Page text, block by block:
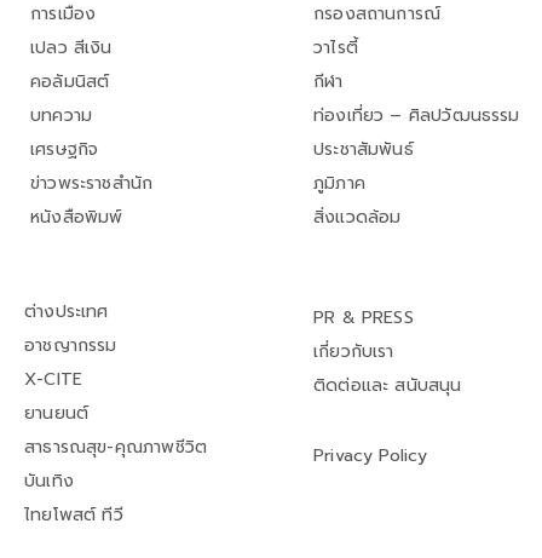
การเมือง
เปลว สีเงิน
คอลัมนิสต์
บทความ
เศรษฐกิจ
ข่าวพระราชสำนัก
หนังสือพิมพ์
กรองสถานการณ์
วาไรตี้
กีฬา
ท่องเที่ยว – ศิลปวัฒนธรรม
ประชาสัมพันธ์
ภูมิภาค
สิ่งแวดล้อม
ต่างประเทศ
อาชญากรรม
X-CITE
ยานยนต์
สาธารณสุข-คุณภาพชีวิต
บันเทิง
ไทยโพสต์ ทีวี
PR & PRESS
เกี่ยวกับเรา
ติดต่อและ สนับสนุน
Privacy Policy